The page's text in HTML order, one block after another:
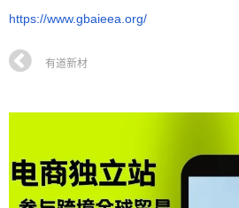
https://www.gbaieea.org/
有道新材